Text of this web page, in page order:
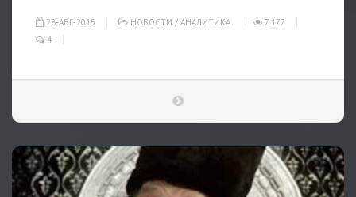
28-АВГ-2015 НОВОСТИ / АНАЛИТИКА
7 177
4